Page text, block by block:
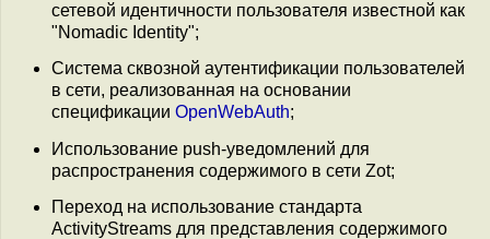
сетевой идентичности пользователя известной как
"Nomadic Identity";
Система сквозной аутентификации пользователей
в сети, реализованная на основании
спецификации OpenWebAuth;
Использование push-уведомлений для
распространения содержимого в сети Zot;
Переход на использование стандарта
ActivityStreams для представления содержимого